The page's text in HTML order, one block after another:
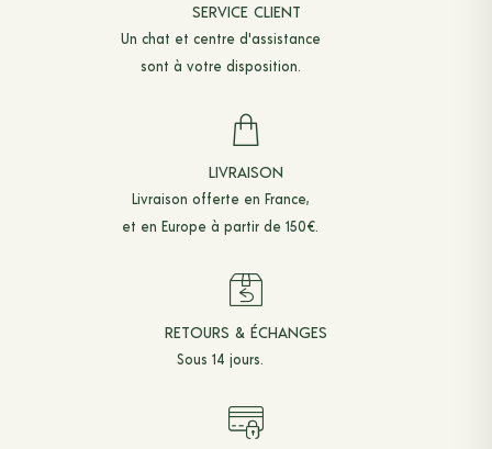
SERVICE CLIENT
Un chat et centre d'assistance
sont à votre disposition.
LIVRAISON
Livraison offerte en France,
et en Europe à partir de 150€.
RETOURS & ÉCHANGES
Sous 14 jours.